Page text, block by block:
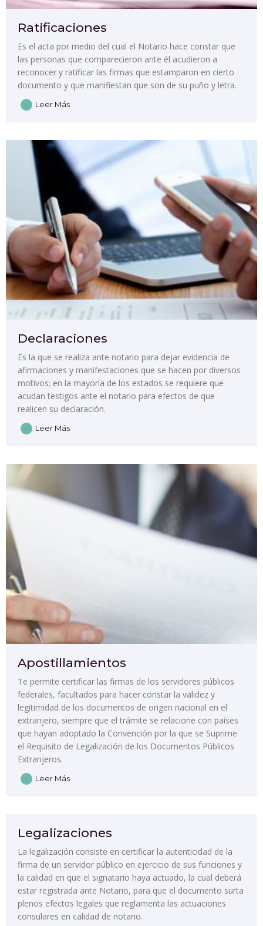
Ratificaciones
Es el acta por medio del cual el Notario hace constar que
las personas que comparecieron ante él acudieron a
reconocer y ratificar las firmas que estamparon en cierto
documento y que manifiestan que son de su puño y letra.
Leer Más
Declaraciones
Es la que se realiza ante notario para dejar evidencia de
afirmaciones y manifestaciones que se hacen por diversos
motivos; en la mayoría de los estados se requiere que
acudan testigos ante el notario para efectos de que
realicen su declaración.
Leer Más
Apostillamientos
Te permite certificar las firmas de los servidores públicos
federales, facultados para hacer constar la validez y
legitimidad de los documentos de origen nacional en el
extranjero, siempre que el trámite se relacione con países
que hayan adoptado la Convención por la que se Suprime
el Requisito de Legalización de los Documentos Públicos
Extranjeros.
Leer Más
Legalizaciones
La legalización consiste en certificar la autenticidad de la
firma de un servidor público en ejercicio de sus funciones y
la calidad en que el signatario haya actuado, la cual deberá
estar registrada ante Notario, para que el documento surta
plenos efectos legales que reglamenta las actuaciones
consulares en calidad de notario.